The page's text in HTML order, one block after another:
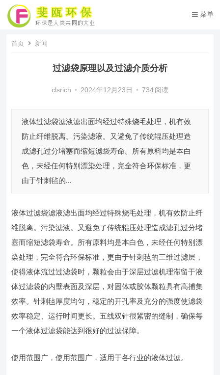
菜单
首页 新闻
过滤袋原理以及过滤介质分析
clsrich • 2024年12月23日 • 734 阅读
液体过滤袋滤液滤出面均经过特殊烧毛处理，机有效
防止纤维脱离。污染滤液。又避免了传统辊压处理造
成滤孔过分堵塞而缩短滤袋寿命。所有原料均是本白
色，未经任何特别漂染处理，完全符合环保标准，更
由于针刺毡的...
液体过滤袋滤液滤出面均经过特殊烧毛处理，机有效防止纤
维脱离。污染滤液。又避免了传统辊压处理造成滤孔过分堵
塞而缩短滤袋寿命。所有原料均是本白色，未经任何特别漂
染处理，完全符合环保标准，更由于针刺毡的三维过滤层，
使得液体流过过滤袋时，颗粒会由于深层过滤机理滞留于液
体过滤袋的内壁表面及深层，对固体或胶体颗粒具有高捕集
效率。针刺毡厚度均匀，稳定的开孔率及充分的强度使滤袋
效率稳定、运行时间更长。五线双针很紧密的缝制，确保每
一个液体过滤袋能达到很好的过滤保障。
使用范围广，使用范围广，适用于各行业的液体过滤。